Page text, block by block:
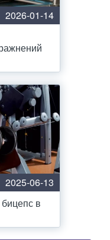
2026-01-14
2025-06-13
в